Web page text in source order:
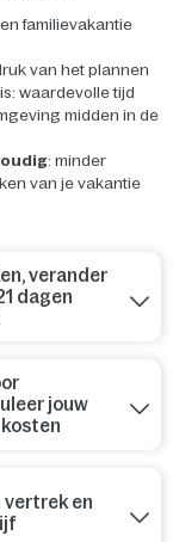
familievakantie
van het plannen
waardevolle tijd
midden in de
: minder
van je vakantie
verander
dagen
jouw
vertrek en